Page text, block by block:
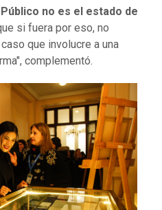
no es el estado de
si fuera por eso, no
que involucre a una
complementó.